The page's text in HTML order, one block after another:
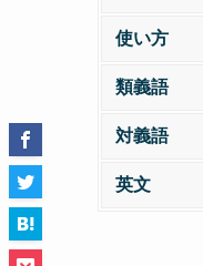
使い方
類義語
対義語
英文